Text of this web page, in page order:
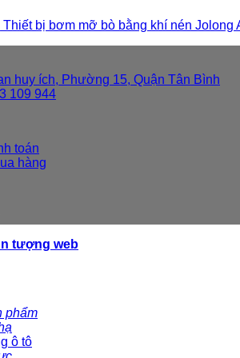
Thiết bị bơm mỡ bò bằng khí nén Jolong
huy ích, Phường 15, Quận Tân Bình
109 944
toán
hàng
tượng web
phẩm
ô tô